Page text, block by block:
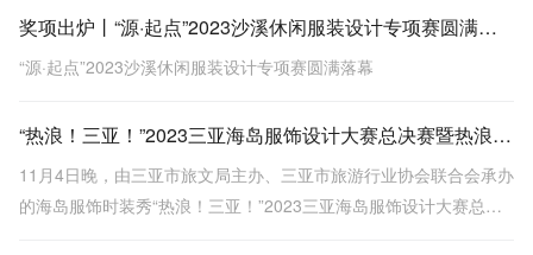
奖项出炉丨“源·起点”2023沙溪休闲服装设计专项赛圆满落幕
“源·起点”2023沙溪休闲服装设计专项赛圆满落幕
“热浪！三亚！”2023三亚海岛服饰设计大赛总决赛暨热浪文旅市集精彩落幕
11月4日晚，由三亚市旅文局主办、三亚市旅游行业协会联合会承办
的海岛服饰时装秀“热浪！三亚！”2023三亚海岛服饰设计大赛总决